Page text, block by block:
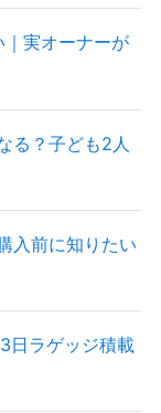
実オーナーが
る？子ども2人
入前に知りたい
日ラゲッジ積載